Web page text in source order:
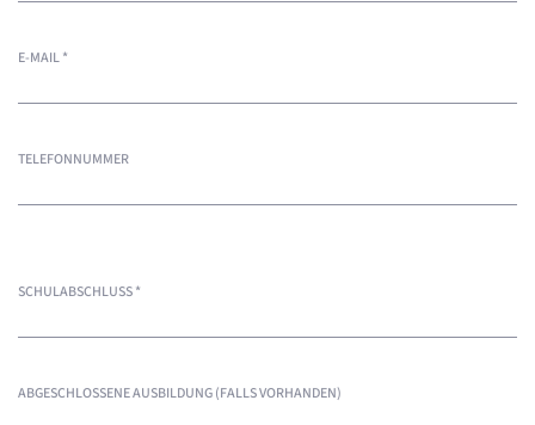
E-MAIL*
TELEFONNUMMER
SCHULABSCHLUSS*
ABGESCHLOSSENE AUSBILDUNG (FALLS VORHANDEN)